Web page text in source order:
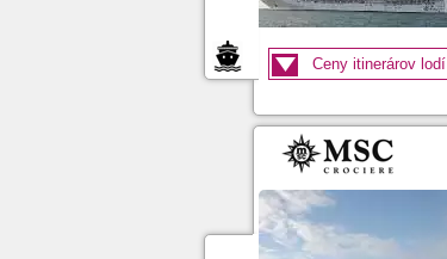
Ceny itinerárov lodí